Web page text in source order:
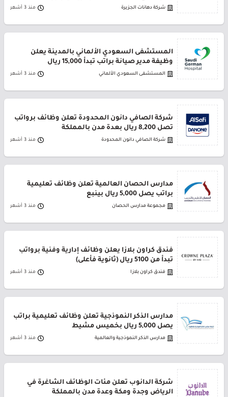
شركة دهانات الجزيرة منذ 3 أشهر
المستشفى السعودي الألماني بالمدينة يعلن
وظيفة مدير صيانة براتب تبدأ 15,000 ريال
المستشفى السعودي الألماني منذ 3 أشهر
شركة الصافي دانون المحدودة تعلن وظائف برواتب
تصل 8,200 ريال بعدة مدن بالمملكة
شركة الصافي دانون المحدودة منذ 3 أشهر
مدارس الحصان العالمية تعلن وظائف تعليمية
براتب يصل 5,000 ريال بينبع
مجموعة مدارس الحصان منذ 3 أشهر
فندق كراون بلازا يعلن وظائف إدارية وفنية برواتب
تبدأ من 5100 ريال (ثانوية فأعلى)
فندق كراون بلازا منذ 3 أشهر
مدارس الذكر النموذجية تعلن وظائف تعليمية براتب
يصل 5,000 ريال بخميس مشيط
مدارس الذكر النموذجية والعالمية منذ 3 أشهر
شركة الدانوب تعلن مئات الوظائف الشاغرة في
الرياض وجدة ومكة وعدة مدن بالمملكة